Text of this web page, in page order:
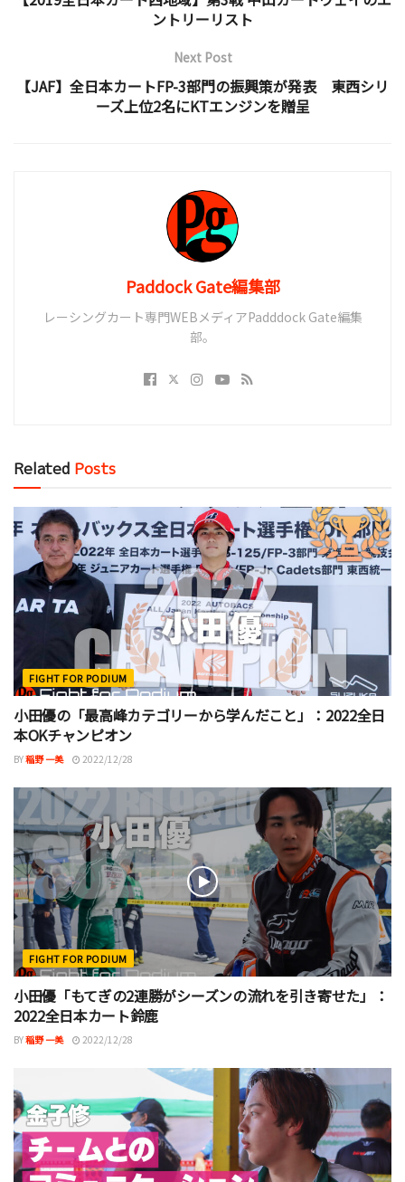
ントリーリスト
Next Post
【JAF】全日本カートFP-3部門の振興策が発表 東西シリ
ーズ上位2名にKTエンジンを贈呈
Paddock Gate編集部
レーシングカート専門WEBメディアPadddock Gate編集
部。
Related Posts
FIGHT FOR PODIUM
小田優の「最高峰カテゴリーから学んだこと」：2022全日
本OKチャンピオン
BY稲野 一美 2022/12/28
FIGHT FOR PODIUM
小田優「もてぎの2連勝がシーズンの流れを引き寄せた」：
2022全日本カート鈴鹿
BY稲野 一美 2022/12/28